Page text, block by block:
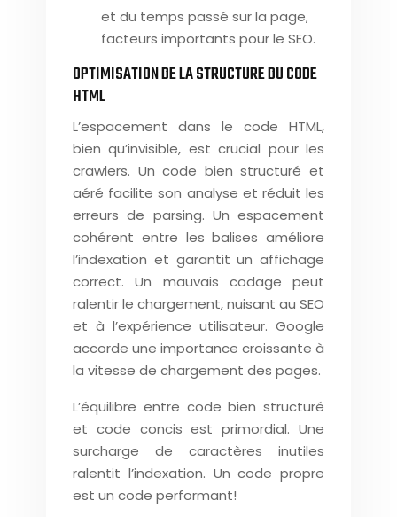
et du temps passé sur la page,
facteurs importants pour le SEO.
OPTIMISATION DE LA STRUCTURE DU CODE
HTML
L’espacement dans le code HTML,
bien qu’invisible, est crucial pour les
crawlers. Un code bien structuré et
aéré facilite son analyse et réduit les
erreurs de parsing. Un espacement
cohérent entre les balises améliore
l’indexation et garantit un affichage
correct. Un mauvais codage peut
ralentir le chargement, nuisant au SEO
et à l’expérience utilisateur. Google
accorde une importance croissante à
la vitesse de chargement des pages.
L’équilibre entre code bien structuré
et code concis est primordial. Une
surcharge de caractères inutiles
ralentit l’indexation. Un code propre
est un code performant!